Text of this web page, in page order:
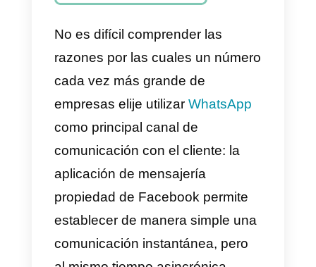
a WhatsApp dentro
de la estrategia de
CRM?
Integrar WhatsApp a
herramientas de
CRM como
Hubspot, Salesforce
y Pipedrive
Utilizar Callbell
como CRM para
WhatsApp
WhatsApp como
CRM: conclusiones